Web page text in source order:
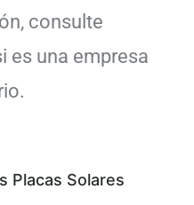
consulte
es una empresa
Placas Solares